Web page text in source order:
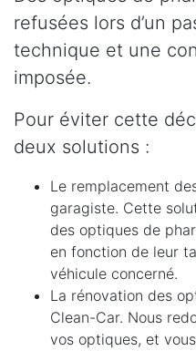
refusées lors d’un
technique et une
imposée.
Pour éviter cette
deux solutions :
Le remplacement
garagiste. Cette
des optiques de
en fonction de leur
véhicule concerné.
La rénovation des
Clean-Car. Nous
vos optiques, et